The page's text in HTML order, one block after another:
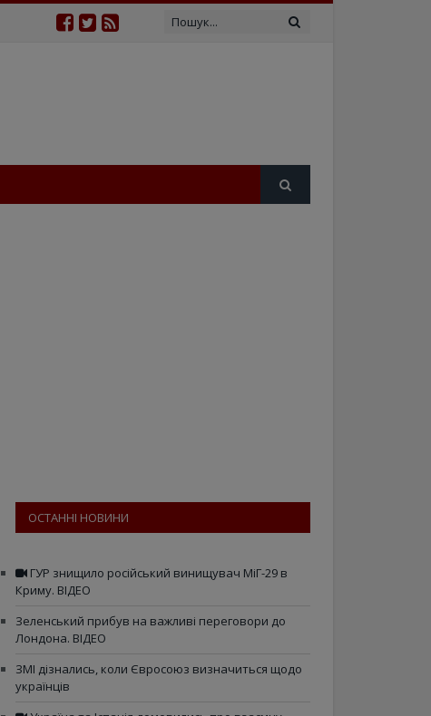
ОСТАННІ НОВИНИ
ГУР знищило російський винищувач МіГ-29 в
Криму. ВІДЕО
Зеленський прибув на важливі переговори до
Лондона. ВІДЕО
ЗМІ дізнались, коли Євросоюз визначиться щодо
українців